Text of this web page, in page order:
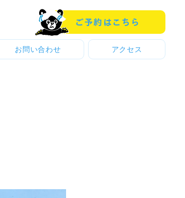
ご予約はこちら
お問い合わせ アクセス